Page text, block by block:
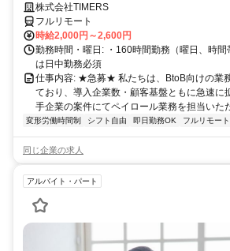
ぎたい方、注目！
株式会社TIMERS
フルリモート
時給2,000円～2,600円
勤務時間・曜日: ・160時間勤務（曜日、時
は日中勤務必須
仕事内容: ★急募★ 私たちは、BtoB向けの業
ており、導入企業数・顧客基盤ともに急速に
手企業の案件にてペイロール業務を担当いた
変形労働時間制 シフト自由 即日勤務OK フルリモート
同じ企業の求人
アルバイト・パート